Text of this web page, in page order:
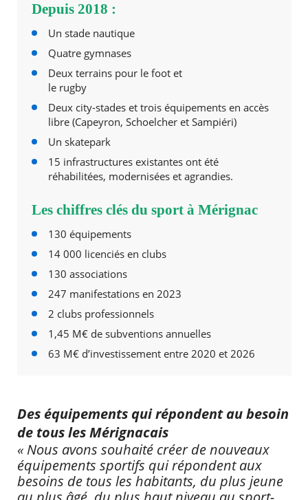
Depuis 2018 :
Un stade nautique
Quatre gymnases
Deux terrains pour le foot et
le rugby
Deux city-stades et trois équipements en accès
libre (Capeyron, Schoelcher et Sampiéri)
Un skatepark
15 infrastructures existantes ont été
réhabilitées, modernisées et agrandies.
Les chiffres clés du sport à Mérignac
130 équipements
14 000 licenciés en clubs
130 associations
247 manifestations en 2023
2 clubs professionnels
1,45 M€ de subventions annuelles
63 M€ d’investissement entre 2020 et 2026
Des équipements qui répondent au besoin
de tous les Mérignacais
« Nous avons souhaité créer de nouveaux
équipements sportifs qui répondent aux
besoins de tous les habitants, du plus jeune